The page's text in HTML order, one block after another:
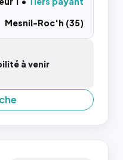
Mesnil-Roc'h (35)
à venir